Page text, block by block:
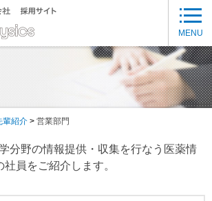
MENU
輩紹介 営業部門
分野の情報提供・収集を行なう医薬情
員をご紹介します。